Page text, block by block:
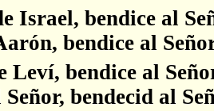
Israel, bendice al
bendice al
Leví, bendice al
bendecid al